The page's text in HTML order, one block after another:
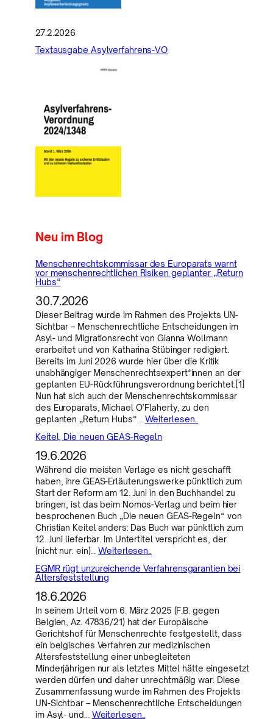
27.2.2026
Textausgabe Asylverfahrens-VO
Neu im Blog
Menschenrechtskommissar des Europarats warnt
vor menschenrechtlichen Risiken geplanter „Return
Hubs“
30.7.2026
Dieser Beitrag wurde im Rahmen des Projekts UN-
Sichtbar – Menschenrechtliche Entscheidungen im
Asyl- und Migrationsrecht von Gianna Wollmann
erarbeitet und von Katharina Stübinger redigiert.
Bereits im Juni 2026 wurde hier über die Kritik
unabhängiger Menschenrechtsexpert*innen an der
geplanten EU-Rückführungsverordnung berichtet.[1]
Nun hat sich auch der Menschenrechtskommissar
des Europarats, Michael O’Flaherty, zu den
geplanten „Return Hubs“… Weiterlesen..
Keitel, Die neuen GEAS-Regeln
19.6.2026
Während die meisten Verlage es nicht geschafft
haben, ihre GEAS-Erläuterungswerke pünktlich zum
Start der Reform am 12. Juni in den Buchhandel zu
bringen, ist das beim Nomos-Verlag und beim hier
besprochenen Buch „Die neuen GEAS-Regeln“ von
Christian Keitel anders: Das Buch war pünktlich zum
12. Juni lieferbar. Im Untertitel verspricht es, der
(nicht nur: ein)…Weiterlesen..
EGMR rügt unzureichende Verfahrensgarantien bei
Altersfeststellung
18.6.2026
In seinem Urteil vom 6. März 2025 (F.B. gegen
Belgien, Az. 47836/21) hat der Europäische
Gerichtshof für Menschenrechte festgestellt, dass
ein belgisches Verfahren zur medizinischen
Altersfeststellung einer unbegleiteten
Minderjährigen nur als letztes Mittel hätte eingesetzt
werden dürfen und daher unrechtmäßig war. Diese
Zusammenfassung wurde im Rahmen des Projekts
UN-Sichtbar – Menschenrechtliche Entscheidungen
im Asyl- und… Weiterlesen..